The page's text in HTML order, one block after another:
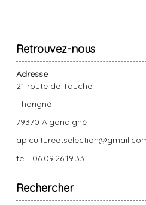
Retrouvez-nous
Adresse
21 route de Tauché
Thorigné
79370 Aigondigné
tel : 06.09.26.19.33
Rechercher